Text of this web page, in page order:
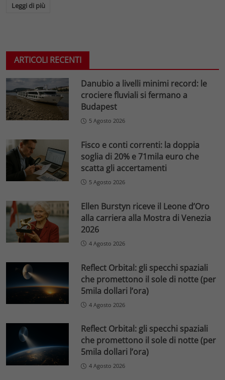
Leggi di più
ARTICOLI RECENTI
Danubio a livelli minimi record: le
crociere fluviali si fermano a
Budapest
5 Agosto 2026
Fisco e conti correnti: la doppia
soglia di 20% e 71mila euro che
scatta gli accertamenti
5 Agosto 2026
Ellen Burstyn riceve il Leone d’Oro
alla carriera alla Mostra di Venezia
2026
4 Agosto 2026
Reflect Orbital: gli specchi spaziali
che promettono il sole di notte (per
5mila dollari l’ora)
4 Agosto 2026
Reflect Orbital: gli specchi spaziali
che promettono il sole di notte (per
5mila dollari l’ora)
4 Agosto 2026